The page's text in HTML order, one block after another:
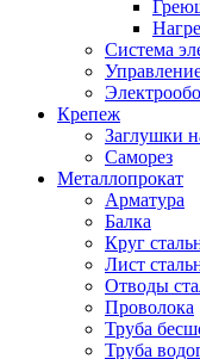
Система
Крепеж
Заглушки
Саморез
Металлопрокат
Арматура
Балка
Круг
Лист
Отводы
Проволока
Труба
Труба